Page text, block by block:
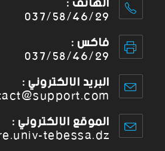
037/58/46/29
فاكس :
037/58/46/29
البريد الإلكتروني :
الموقع الإلكتروني :
tebessa.dz